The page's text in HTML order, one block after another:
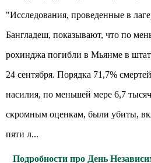
"Исследования, проведенные в
Бангладеш, показывают, что по
рохинджа погибли в Мьянме в
24 сентября. Порядка 71,7%
насилия, по меньшей мере 6,7
скромным оценкам, были убиты,
пяти л...
Подробности про День